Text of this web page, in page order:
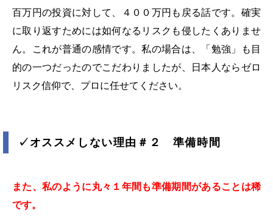
百万円の投資に対して、４００万円も戻る話です。確実
に取り返すためには如何なるリスクも侵したくありませ
ん。これが普通の感情です。私の場合は、「勉強」も目
的の一つだったのでこだわりましたが、日本人ならゼロ
リスク信仰で、プロに任せてください。
✓ オススメしない理由＃２ 準備時間
また、私のように丸々１年間も準備期間があることは稀
です。